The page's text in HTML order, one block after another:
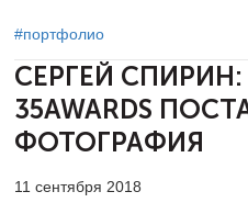
#портфолио
СЕРГЕЙ
35AWARDS
ФОТОГРАФИЯ
11 сентября 2018